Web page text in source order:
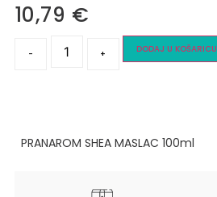
10,79 €
- + DODAJ U KOŠARICU
PRANAROM SHEA MASLAC 100ml